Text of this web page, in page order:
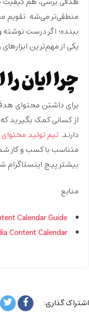
منطقی‌ترمی‌شه. تقویم
ببنده؛ اگر درست
یکی ازمهم‌ترین
چرا ایان
برای داشتن محتوای
از کسانی کمک بگیرید
دارند. تیم تولید محتوای
متناسب با کسب و کار
بیشتر پیج
منابع
Calendar Guide
Content Calendar
اشتراک گذاری: